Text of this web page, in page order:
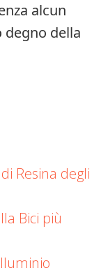
alcun
degno della
Resina degli
Bici più